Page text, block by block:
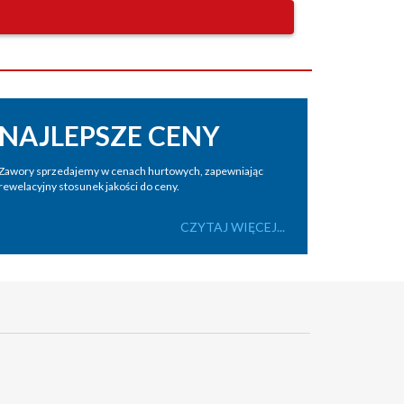
CENY
sprzedajemy w cenach hurtowych, zapewniając
stosunek jakości do ceny.
CZYTAJ WIĘCEJ...